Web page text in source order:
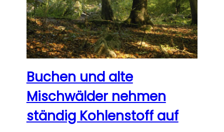
Buchen und alte
Mischwälder nehmen
ständig Kohlenstoff auf